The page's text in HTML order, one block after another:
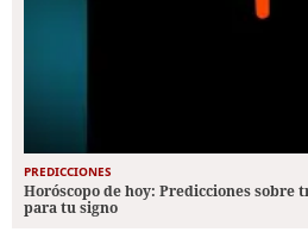
PREDICCIONES
Horóscopo de hoy: Predicciones sobre
para tu signo